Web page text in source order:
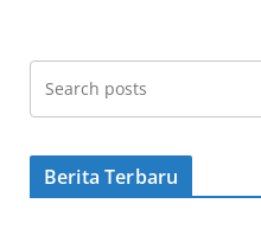
Berita Terbaru